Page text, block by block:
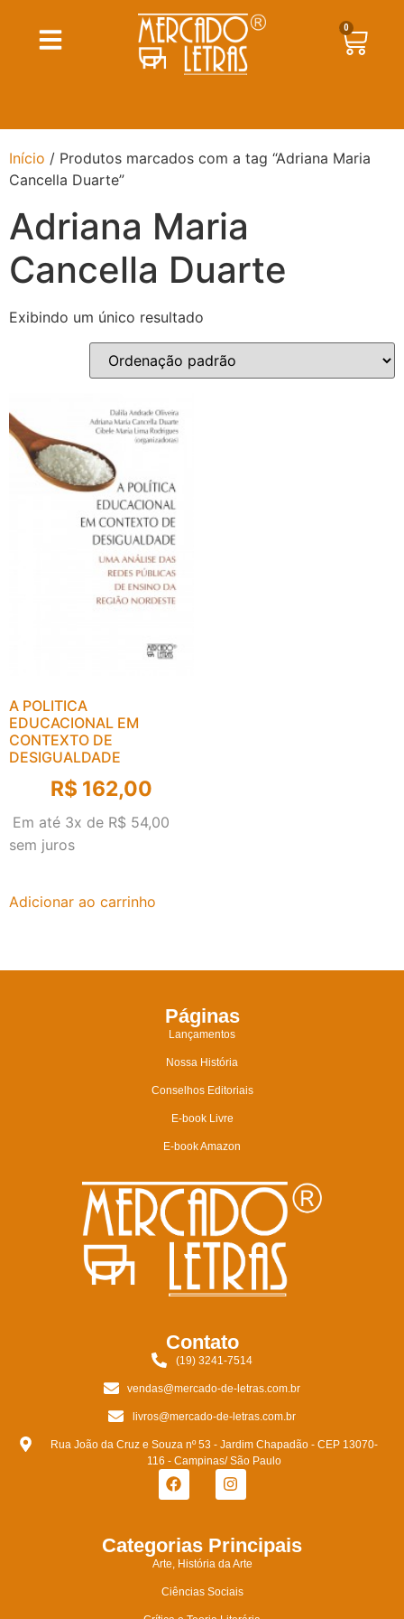
0
Início / Produtos marcados com a tag “Adriana Maria
Cancella Duarte”
Adriana Maria
Cancella Duarte
Exibindo um único resultado
A POLITICA
EDUCACIONAL EM
CONTEXTO DE
DESIGUALDADE
R$ 162,00
Em até 3x de R$ 54,00
sem juros
Adicionar ao carrinho
Páginas
Lançamentos
Nossa História
Conselhos Editoriais
E-book Livre
E-book Amazon
Contato
(19) 3241-7514
vendas@mercado-de-letras.com.br
livros@mercado-de-letras.com.br
Rua João da Cruz e Souza nº 53 - Jardim Chapadão - CEP 13070-
116 - Campinas/ São Paulo
Categorias Principais
Arte, História da Arte
Ciências Sociais